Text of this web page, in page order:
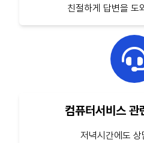
친절하게 답변을 도
컴퓨터서비스
저녁시간에도